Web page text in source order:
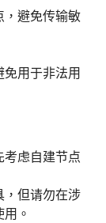
，避免传输敏
免用于非法用
虑自建节点
，但请勿在涉
。